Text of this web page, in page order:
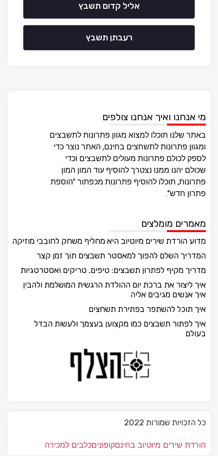
אליל קדום תשבץ
רעבתן תשבץ
מי אנחנו ואיך אנחנו צולפים
באתר שלנו תוכלו למצוא מגוון פתרונות לתשבצים
ומגוון פתרונות לתשחצים בחינם, האתר נוצר כדי
לספק לכולם פתרונות מעולים לתשבצים וכדי
שכולם יהנו ממנו נצטרך להוסיף עוד המון המון
פתרונות, תוכלו להוסיף פתרונות מכפתור "הוספת
פתרון חדש".
מאמרים מומלצים
מדוע הורדת שירים מיוטיוב היא מחליף משחק לחובבי מוזיקה
המדריך השלם להפוך למאסטר תשבצים תוך זמן קצר
מדריך מקיף לפתרון תשבצים: טיפים, טריקים ואסטרטגיות
איך ליצור את ברכת יום ההולדת הרגשית המושלמת ולהבין
איך אנשים מגיבים אליה
איך תוכל להשתפר בפתירת תשחצים
איך לפתור תשבצים כמו מקצוען בעצמך ולעשות הבדל
בעולם
כל הזכויות שמורות 2022
הורדת שירים מיוטיוב בחינםקופוניםכלבים למכירה